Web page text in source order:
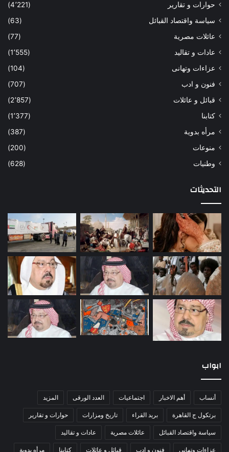
حوارات و تقارير
(4٬221)
سياسة واقتصاد القبائل
(63)
عائلات مصرية
(77)
عادات و تقاليد
(1٬555)
عزاءات وتهانى
(104)
فنون و ادب
(707)
قبائل و عائلات
(2٬857)
كتابنا
(1٬377)
مرأه بدوية
(387)
منوعات
(200)
وطنيات
(628)
التحديثات
ابواب
أنساب أهم الاخبار اجتماعيات العدد الورقى المزيد
برتكول ج القاهرة بريد القراء تاريخ ومزارات حوارات و تقارير
سياسة واقتصاد القبائل عائلات مصرية عادات و تقاليد
عزاءات وتهانى فنون و ادب قبائل و عائلات كتابنا مرأه بدوية